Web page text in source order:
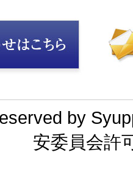
by
安委員会許